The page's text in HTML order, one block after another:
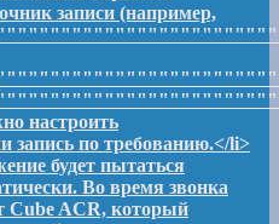
записи (например,
настроить
запись по требованию.</li>
будет пытаться
Во время звонка
Cube ACR, который